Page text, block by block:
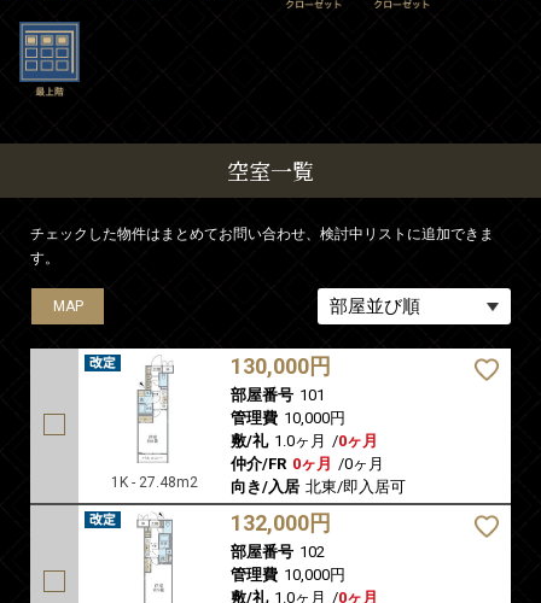
空室一覧
チェックした物件はまとめてお問い合わせ、検討中リストに追加できま
す。
MAP
1K - 27.48m2
130,000円
部屋番号 101
管理費 10,000円
敷/礼 1.0ヶ月 /0ヶ月
仲介/FR 0ヶ月 /0ヶ月
向き/入居 北東/即入居可
MAP
132,000円
部屋番号 102
管理費 10,000円
敷/礼 1.0ヶ月 /0ヶ月
MAP
MAP
MAP